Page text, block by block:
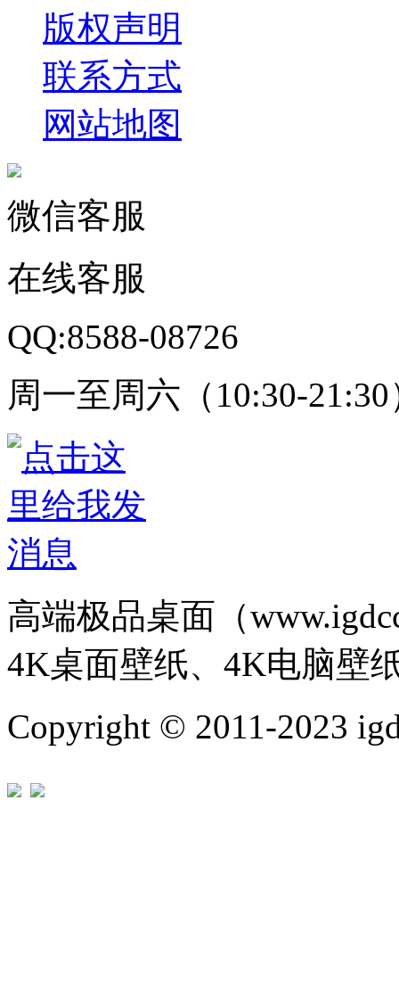
版权声明
联系方式
网站地图
微信客服
在线客服
QQ:8588-08726
周一至周六（10:30-21:30
高端极品桌面（
4K桌面壁纸、4K电脑壁
Copyright © 2011-2023